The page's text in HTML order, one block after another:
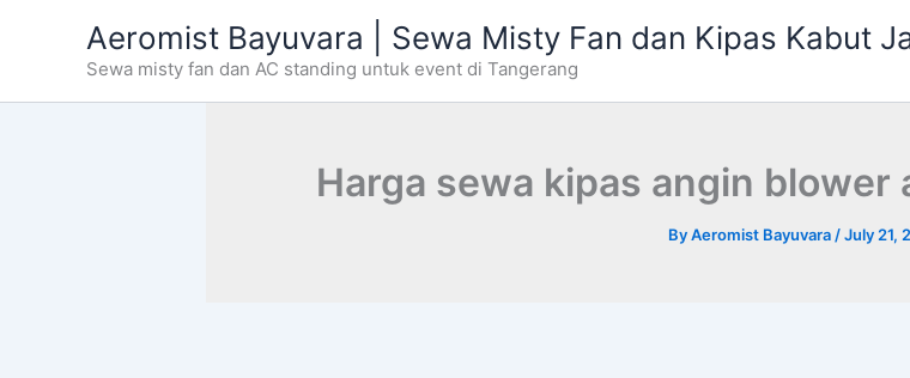
Aeromist Bayuvara | Sewa Misty Fan dan Kipas Kabut
Sewa misty fan dan AC standing untuk event di Tangerang
Harga sewa kipas angin blower
ByAeromist Bayuvara /July 21,